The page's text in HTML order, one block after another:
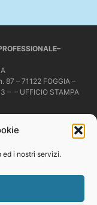
ed i nostri servizi.
87 – 71122 FOGGIA –
– – UFFICIO STAMPA
in questo sito se non